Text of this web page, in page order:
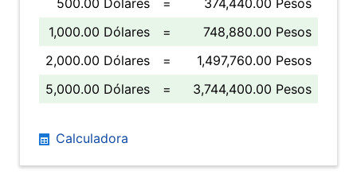
500.00 Dólares
=
374,440.00 Pesos
1,000.00 Dólares
=
748,880.00 Pesos
2,000.00 Dólares
=
1,497,760.00 Pesos
5,000.00 Dólares
= 3,744,400.00 Pesos
Calculadora